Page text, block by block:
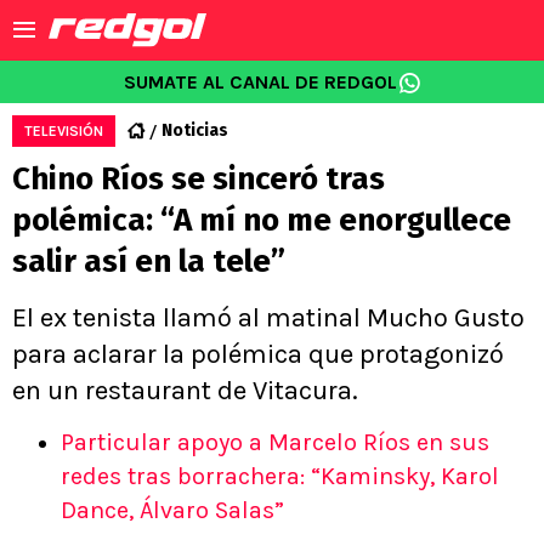
SUMATE AL CANAL DE REDGOL
TELEVISIÓN Noticias
Chino Ríos se sinceró tras
polémica: “A mí no me enorgullece
salir así en la tele”
El ex tenista llamó al matinal Mucho Gusto
para aclarar la polémica que protagonizó
en un restaurant de Vitacura.
Particular apoyo a Marcelo Ríos en sus
redes tras borrachera: “Kaminsky, Karol
Dance, Álvaro Salas”